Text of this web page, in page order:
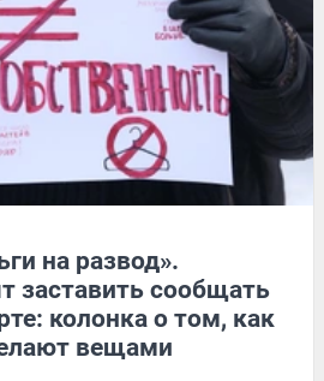
на развод».
заставить сообщать
колонка о том, как
вещами